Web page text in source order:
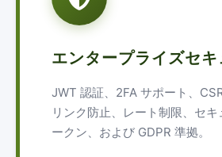
エンタープライズセキ
JWT 認証、2FA サポート、
リンク防止、レート制限、セキ
ークン、および GDPR 準拠。